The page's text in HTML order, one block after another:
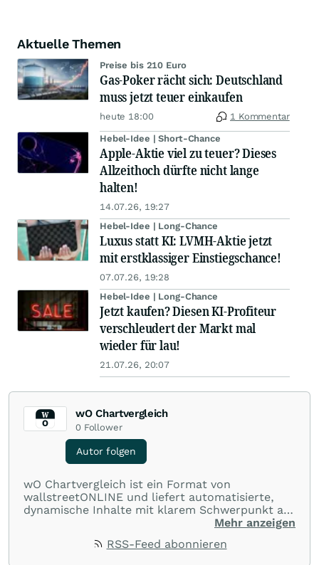
Aktuelle Themen
Preise bis 210 Euro
Gas-Poker rächt sich: Deutschland
muss jetzt teuer einkaufen
heute 18:00 1 Kommentar
Hebel-Idee | Short-Chance
Apple-Aktie viel zu teuer? Dieses
Allzeithoch dürfte nicht lange
halten!
14.07.26, 19:27
Hebel-Idee | Long-Chance
Luxus statt KI: LVMH-Aktie jetzt
mit erstklassiger Einstiegschance!
07.07.26, 19:28
Hebel-Idee | Long-Chance
Jetzt kaufen? Diesen KI-Profiteur
verschleudert der Markt mal
wieder für lau!
21.07.26, 20:07
wO Chartvergleich
0 Follower
Autor folgen
wO Chartvergleich ist ein Format von
wallstreetONLINE und liefert automatisierte,
dynamische Inhalte mit klarem Schwerpunkt auf
Charts und Performance-Vergleiche. Im Fokus
Kursverläufe einer breiten Auswahl an Aktien
Mehr anzeigen
RSS-Feed abonnieren